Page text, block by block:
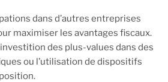
dans d’autres entreprises
maximiser les avantages fiscaux.
des plus-values dans des
ou l’utilisation de dispositifs